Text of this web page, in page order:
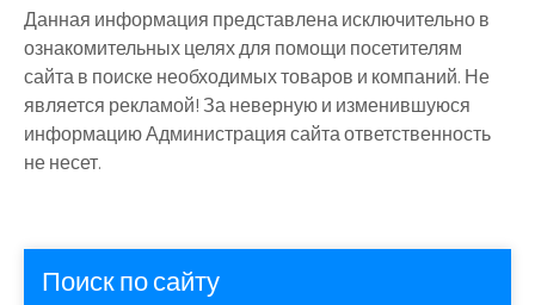
Данная информация представлена исключительно в
ознакомительных целях для помощи посетителям
сайта в поиске необходимых товаров и компаний. Не
является рекламой! За неверную и изменившуюся
информацию Администрация сайта ответственность
не несет.
Поиск по сайту